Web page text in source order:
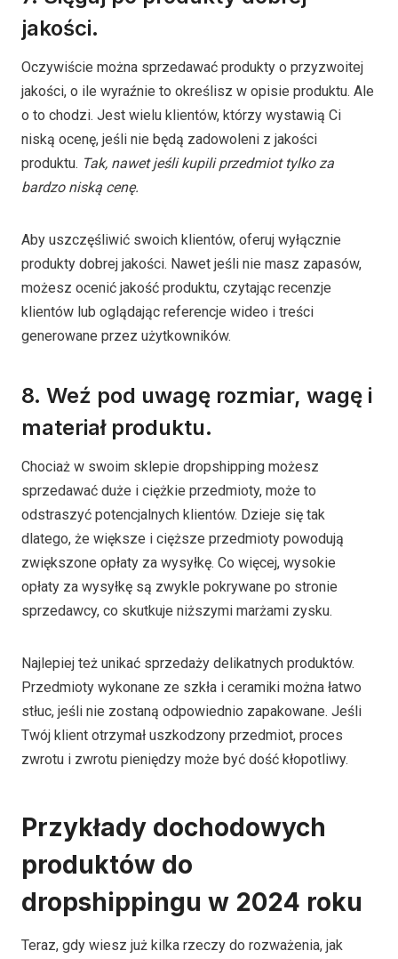
jakości.
Oczywiście można sprzedawać produkty o przyzwoitej
jakości, o ile wyraźnie to określisz w opisie produktu. Ale
o to chodzi. Jest wielu klientów, którzy wystawią Ci
niską ocenę, jeśli nie będą zadowoleni z jakości
produktu. Tak, nawet jeśli kupili przedmiot tylko za
bardzo niską cenę.
Aby uszczęśliwić swoich klientów, oferuj wyłącznie
produkty dobrej jakości. Nawet jeśli nie masz zapasów,
możesz ocenić jakość produktu, czytając recenzje
klientów lub oglądając referencje wideo i treści
generowane przez użytkowników.
8. Weź pod uwagę rozmiar, wagę i
materiał produktu.
Chociaż w swoim sklepie dropshipping możesz
sprzedawać duże i ciężkie przedmioty, może to
odstraszyć potencjalnych klientów. Dzieje się tak
dlatego, że większe i cięższe przedmioty powodują
zwiększone opłaty za wysyłkę. Co więcej, wysokie
opłaty za wysyłkę są zwykle pokrywane po stronie
sprzedawcy, co skutkuje niższymi marżami zysku.
Najlepiej też unikać sprzedaży delikatnych produktów.
Przedmioty wykonane ze szkła i ceramiki można łatwo
stłuc, jeśli nie zostaną odpowiednio zapakowane. Jeśli
Twój klient otrzymał uszkodzony przedmiot, proces
zwrotu i zwrotu pieniędzy może być dość kłopotliwy.
Przykłady dochodowych
produktów do
dropshippingu w 2024 roku
Teraz, gdy wiesz już kilka rzeczy do rozważenia, jak